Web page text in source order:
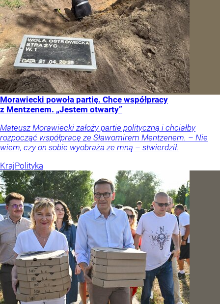
Morawiecki powoła partię. Chce współpracy
z Mentzenem. „Jestem otwarty”
Mateusz Morawiecki założy partię polityczną i chciałby
rozpocząć współpracę ze Sławomirem Mentzenem. – Nie
wiem, czy on sobie wyobraża ze mną – stwierdził.
KrajPolityka